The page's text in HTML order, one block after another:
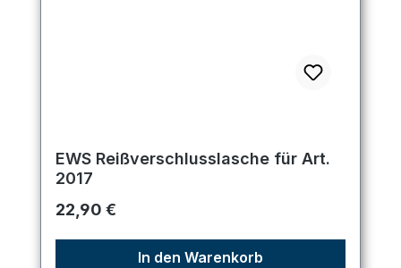
EWS Reißverschlusslasche für Art.
2017
Regulärer Preis:
22,90 €
In den Warenkorb